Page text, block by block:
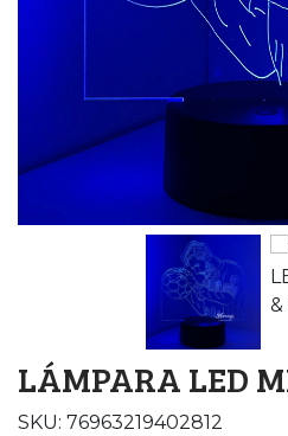
LÁMPARA LED
SKU: 76963219402812